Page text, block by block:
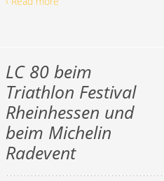
LC 80 beim
Triathlon Festival
Rheinhessen und
beim Michelin
Radevent